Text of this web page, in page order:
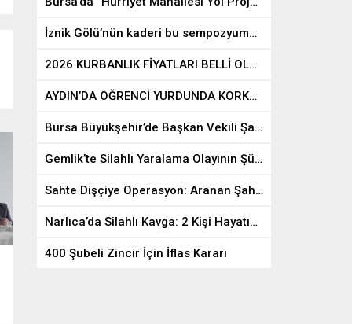
OLDU
19.04.2026 0
İznik Gölü’nün kaderi bu sempozyumda çizilecek
2026 KURBANLIK FİYATLARI BELLİ OLDU
AYDIN’DA ÖĞRENCİ YURDUNDA KORKUTAN YANGIN: 46 ÖĞRENCİ TAHLİYE EDİLDİ
Bursa Büyükşehir’de Başkan Vekili Şahin Biba Oldu
Gemlik’te Silahlı Yaralama Olayının Şüphelileri Kıskıvrak Yakalandı
Sahte Dişçiye Operasyon: Aranan Şahıs Yakalandı, Klinik Mühürlendi
Narlıca’da Silahlı Kavga: 2 Kişi Hayatını Kaybetti, 1 Yaralı
400 Şubeli Zincir İçin İflas Kararı